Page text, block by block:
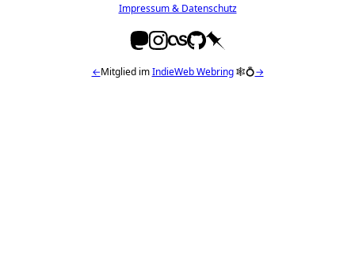
Impressum & Datenschutz
←Mitglied imIndieWeb Webring🕸💍→